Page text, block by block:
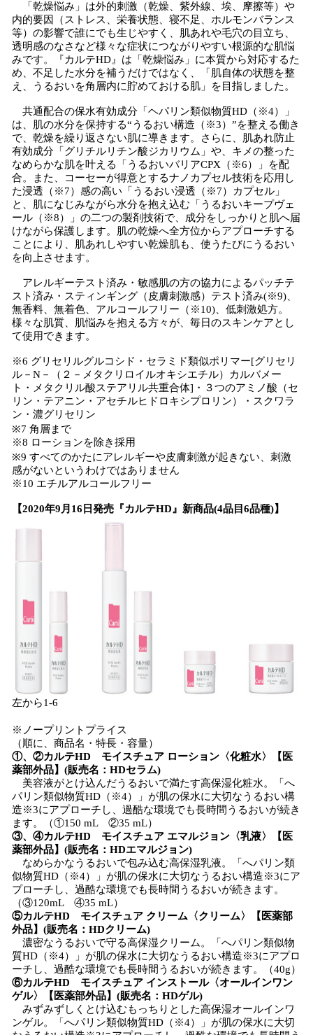
「乾燥悩み」は外的刺激（乾燥、紫外線、埃、摩擦等）や
内的要因（ストレス、栄養状態、寝不足、ホルモンバランス
等）の影響で誰にでも生じやすく、肌あれや毛穴の目立ち、
透明感のなさなど様々な症状につながりやすい根源的な肌悩
みです。『カルテHD』は「乾燥悩み」に本質から対応するた
め、不足した水分を補うだけではなく、「肌自体の状態を整
え、うるおいを角層内に貯めておける肌」を目指しました。
共通配合の保水有効成分「ヘパリン類似物質HD（※4）」
は、肌の水分を保持する“うるおい構造（※3）”を整える働き
で、乾燥を繰り返さない肌に導きます。さらに、肌あれ防止
有効成分「グリチルリチン酸ジカリウム」や、キメの整った
なめらかな肌を叶える「うるおいバリアCPX（※6）」を配
合。また、コーセーが得意とするナノカプセル技術を応用し
た浸透（※7）感の高い「うるおい浸透（※7）カプセル」
と、肌になじみながら水分を抱え込む「うるおいキープヴェ
ール（※8）」の二つの製剤技術で、成分をしっかりと肌へ届
けながら保護します。肌の乾燥へ全方位からアプローチする
ことにより、肌あれしやすい乾燥肌も、使うたびにうるおい
を向上させます。
アレルギーテスト済み・敏感肌の方の協力によるパッチテ
スト済み・スティンギング（皮膚刺激感）テスト済み(※9)、
無香料、無着色、アルコールフリー（※10)、低刺激処方。
様々な肌質、肌悩みを抱える方々が、毎日のスキンケアとし
て使用できます。
※6 グリセリルグルコシド・セラミド類似ポリマー[グリセリ
ル－N－（２－メタクリロイルオキシエチル）カルバメー
ト・メタクリル酸ステアリル共重合体]・３つのアミノ酸（セ
リン・テアニン・アセチルヒドロキシプロリン）・スクワラ
ン・濃グリセリン
※7 角層まで
※8 ローションを除き採用
※9 すべてのかたにアレルギーや皮膚刺激が起きない、刺激
感がないというわけではありません
※10 エチルアルコールフリー
【2020年9月16日発売『カルテHD』新商品(4品目6品種)】
左から1-6
※ノープリントプライス
（順に、商品名・特長・容量）
①、②カルテHD モイスチュア ローション〈化粧水〉【医
薬部外品】(販売名：HDセラム)
美容液がとけ込んだうるおいで満たす高保湿化粧水。「へ
パリン類似物質HD（※4）」が肌の保水に大切なうるおい構
造※3にアプローチし、過酷な環境でも長時間うるおいが続き
ます。（①150 mL ②35 mL）
③、④カルテHD モイスチュア エマルジョン〈乳液〉【医
薬部外品】(販売名：HDエマルジョン)
なめらかなうるおいで包み込む高保湿乳液。「へパリン類
似物質HD（※4）」が肌の保水に大切なうるおい構造※3にア
プローチし、過酷な環境でも長時間うるおいが続きます。
（③120mL ④35 mL）
⑤カルテHD モイスチュア クリーム〈クリーム〉【医薬部
外品】(販売名：HDクリーム)
濃密なうるおいで守る高保湿クリーム。「へパリン類似物
質HD（※4）」が肌の保水に大切なうるおい構造※3にアプロ
ーチし、過酷な環境でも長時間うるおいが続きます。（40g）
⑥カルテHD モイスチュア インストール〈オールインワン
ゲル〉【医薬部外品】(販売名：HDゲル)
みずみずしくとけ込むもっちりとした高保湿オールインワ
ンゲル。「へパリン類似物質HD（※4）」が肌の保水に大切